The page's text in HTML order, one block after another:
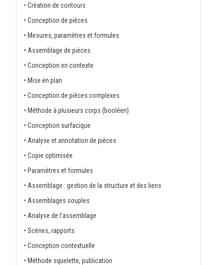
• Création de contours
• Conception de pièces
• Mesures, paramètres et formules
• Assemblage de pièces
• Conception en contexte
• Mise en plan
• Conception de pièces complexes
• Méthode à plusieurs corps (booléen)
• Conception surfacique
• Analyse et annotation de pièces
• Copie optimisée
• Paramètres et formules
• Assemblage : gestion de la structure et des liens
• Assemblages souples
• Analyse de l'assemblage
• Scènes, rapports
• Conception contextuelle
• Méthode squelette, publication